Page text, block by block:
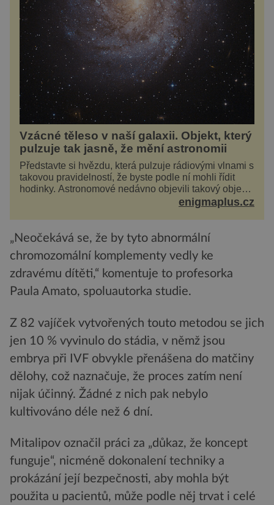
Vzácné těleso v naší galaxii. Objekt, který
pulzuje tak jasně, že mění astronomii
Představte si hvězdu, která pulzuje rádiovými vlnami s
takovou pravidelností, že byste podle ní mohli řídit
hodinky. Astronomové nedávno objevili takový objekt
v naší vlastní galaxii, ale jeho chování...enigmaplus.cz
„Neočekává se, že by tyto abnormální
chromozomální komplementy vedly ke
zdravému dítěti,“ komentuje to profesorka
Paula Amato, spoluautorka studie.
Z 82 vajíček vytvořených touto metodou se jich
jen 10 % vyvinulo do stádia, v němž jsou
embrya při IVF obvykle přenášena do matčiny
dělohy, což naznačuje, že proces zatím není
nijak účinný. Žádné z nich pak nebylo
kultivováno déle než 6 dní.
Mitalipov označil práci za „důkaz, že koncept
funguje“, nicméně dokonalení techniky a
prokázání její bezpečnosti, aby mohla být
použita u pacientů, může podle něj trvat i celé